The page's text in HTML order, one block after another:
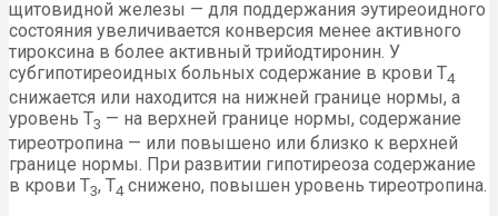
щитовидной железы — для поддержания эутиреоидного
состояния увеличивается конверсия менее активного
тироксина в более активный трийодтиронин. У
субгипотиреоидных больных содержание в крови Т4
снижается или находится на нижней границе нормы, а
уровень Т3 — на верхней границе нормы, содержание
тиреотропина — или повышено или близко к верхней
границе нормы. При развитии гипотиреоза содержание
в крови Т3, Т4 снижено, повышен уровень тиреотропина.